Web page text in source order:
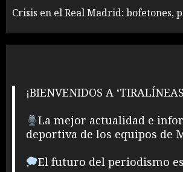
Crisis en el Real Madrid: bofetones,
¡BIENVENIDOS A
La mejor actualidad e
deportiva de los equipos de
El futuro del periodismo